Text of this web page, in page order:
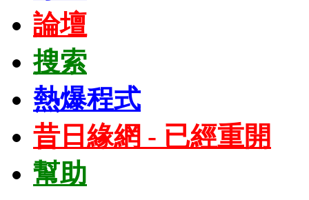
論壇
搜索
熱爆程式
昔日緣網 - 已經重開
幫助